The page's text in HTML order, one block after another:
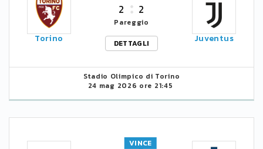
Torino
2 2
Pareggio
DETTAGLI
Juventus
Stadio Olimpico di Torino
24 mag 2026 ore 21:45
VINCE